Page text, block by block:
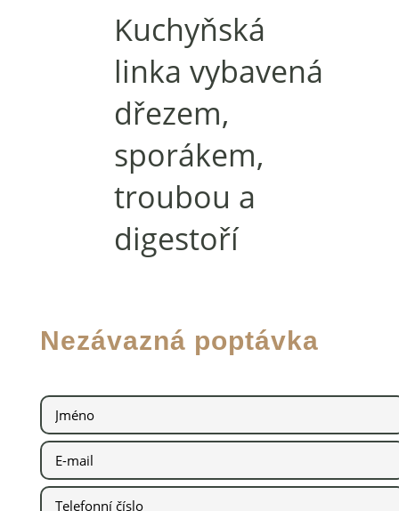
Kuchyňská
linka vybavená
dřezem,
sporákem,
troubou a
digestoří
Nezávazná poptávka